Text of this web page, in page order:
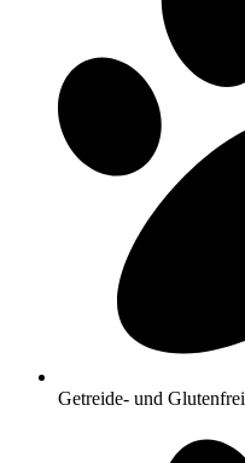
Getreide- und Glutenfrei